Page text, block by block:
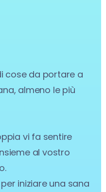
cose da portare a
almeno le più
vi fa sentire
al vostro
iniziare una sana